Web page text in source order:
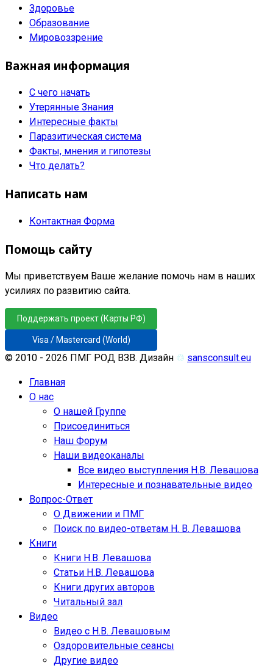
Здоровье
Образование
Мировоззрение
Важная информация
С чего начать
Утерянные Знания
Интересные факты
Паразитическая система
Факты, мнения и гипотезы
Что делать?
Написать нам
Контактная Форма
Помощь сайту
Мы приветствуем Ваше желание помочь нам в наших
усилиях по развитию сайта.
Поддержать проект (Карты РФ)
Visa / Mastercard (World)
© 2010 - 2026 ПМГ РОД ВЗВ. Дизайн ♲ sansconsult.eu
Главная
О нас
О нашей Группе
Присоединиться
Наш Форум
Наши видеоканалы
Все видео выступления Н.В. Левашова
Интересные и познавательные видео
Вопрос-Ответ
О Движении и ПМГ
Поиск по видео-ответам Н. В. Левашова
Книги
Книги Н.В. Левашова
Статьи Н.В. Левашова
Книги других авторов
Читальный зал
Видео
Видео с Н.В. Левашовым
Оздоровительные сеансы
Другие видео